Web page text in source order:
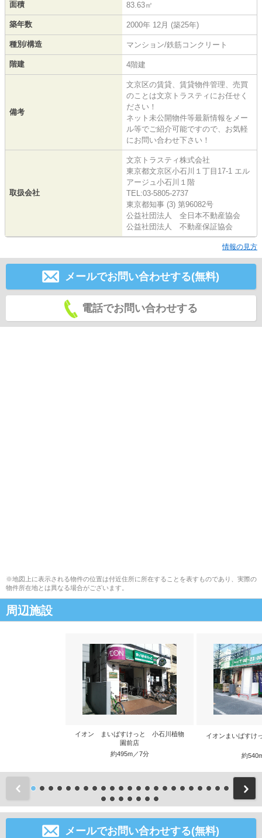
面積 83.63㎡
築年数 2000年 12月 (築25年)
種別/構造 マンション/鉄筋コンクリート
階建 4階建
備考
文京区の賃貸、賃貸物件管理、売買
のことは文京トラスティにお任せく
ださい！
ネット未公開物件等最新情報をメー
ル等でご紹介可能ですので、お気軽
にお問い合わせ下さい！
取扱会社
文京トラスティ株式会社
東京都文京区小石川１丁目17-1 エル
アージュ小石川１階
TEL:03-5805-2737
東京都知事 (3) 第96082号
公益社団法人 全日本不動産協会
公益社団法人 不動産保証協会
情報の見方
メールでお問い合わせする(無料)
電話でお問い合わせする
※地図上に表示される物件の位置は付近住所に所在することを表すものであり、実際の
物件所在地とは異なる場合がございます。
周辺施設
イオン まいばすけっと 小石川植物
園前店
約495m／7分
イオンまいばす
約
前
メールでお問い合わせする(無料)